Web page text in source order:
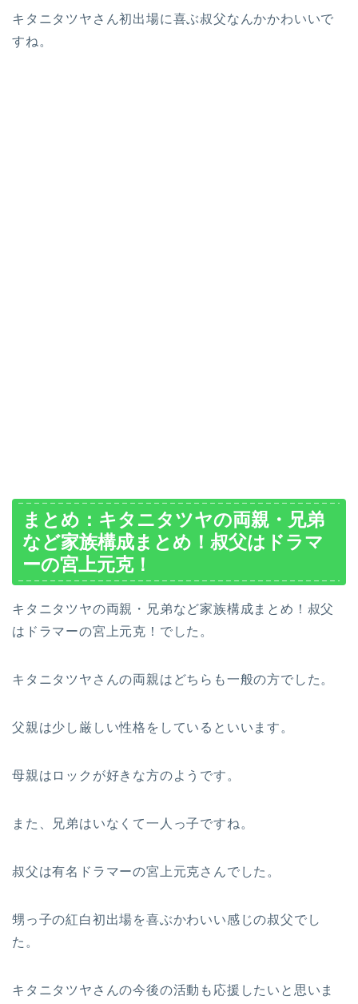
キタニタツヤさん初出場に喜ぶ叔父なんかかわいいで
すね。
まとめ： キタニタツヤの両親・兄弟
など家族構成まとめ！叔父はドラマ
ーの宮上元克！
キタニタツヤの両親・兄弟など家族構成まとめ！叔父
はドラマーの宮上元克！でした。
キタニタツヤさんの両親はどちらも一般の方でした。
父親は少し厳しい性格をしているといいます。
母親はロックが好きな方のようです。
また、兄弟はいなくて一人っ子ですね。
叔父は有名ドラマーの宮上元克さんでした。
甥っ子の紅白初出場を喜ぶかわいい感じの叔父でし
た。
キタニタツヤさんの今後の活動も応援したいと思いま